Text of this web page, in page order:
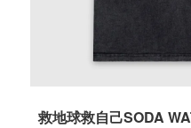
救地球救自己SODA